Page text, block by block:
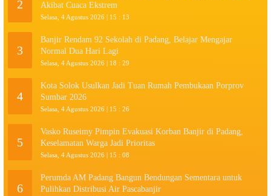
2
Akibat Cuaca Ekstrem
Selasa, 4 Agustus 2026 | 15 : 13
3
Banjir Rendam 92 Sekolah di Padang, Belajar Mengajar
Normal Dua Hari Lagi
Selasa, 4 Agustus 2026 | 18 : 29
4
Kota Solok Usulkan Jadi Tuan Rumah Pembukaan Porprov
Sumbar 2026
Selasa, 4 Agustus 2026 | 15 : 26
5
Vasko Ruseimy Pimpin Evakuasi Korban Banjir di Padang,
Keselamatan Warga Jadi Prioritas
Selasa, 4 Agustus 2026 | 15 : 08
6
Perumda AM Padang Bangun Bendungan Sementara untuk
Pulihkan Distribusi Air Pascabanjir